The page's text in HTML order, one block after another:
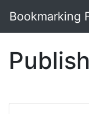
Bookmarking